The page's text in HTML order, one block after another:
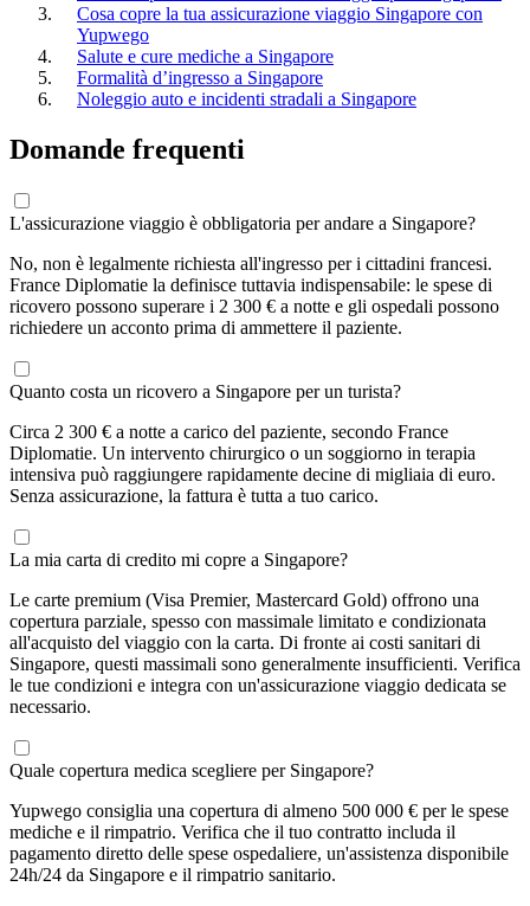
Cosa copre la tua assicurazione viaggio Singapore con
Yupwego
Salute e cure mediche a Singapore
Formalità d’ingresso a Singapore
Noleggio auto e incidenti stradali a Singapore
Domande frequenti
L'assicurazione viaggio è obbligatoria per andare a Singapore?
No, non è legalmente richiesta all'ingresso per i cittadini francesi.
France Diplomatie la definisce tuttavia indispensabile: le spese di
ricovero possono superare i 2 300 € a notte e gli ospedali possono
richiedere un acconto prima di ammettere il paziente.
Quanto costa un ricovero a Singapore per un turista?
Circa 2 300 € a notte a carico del paziente, secondo France
Diplomatie. Un intervento chirurgico o un soggiorno in terapia
intensiva può raggiungere rapidamente decine di migliaia di euro.
Senza assicurazione, la fattura è tutta a tuo carico.
La mia carta di credito mi copre a Singapore?
Le carte premium (Visa Premier, Mastercard Gold) offrono una
copertura parziale, spesso con massimale limitato e condizionata
all'acquisto del viaggio con la carta. Di fronte ai costi sanitari di
Singapore, questi massimali sono generalmente insufficienti. Verifica
le tue condizioni e integra con un'assicurazione viaggio dedicata se
necessario.
Quale copertura medica scegliere per Singapore?
Yupwego consiglia una copertura di almeno 500 000 € per le spese
mediche e il rimpatrio. Verifica che il tuo contratto includa il
pagamento diretto delle spese ospedaliere, un'assistenza disponibile
24h/24 da Singapore e il rimpatrio sanitario.